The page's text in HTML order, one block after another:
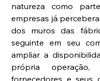
natureza como
empresas já
dos muros das
seguinte em seu
ampliar a
própria
fornecedores e seus